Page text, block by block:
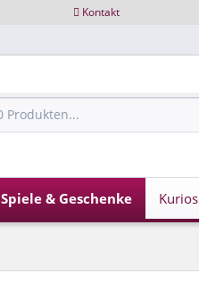
Kontakt
Spiele & Geschenke